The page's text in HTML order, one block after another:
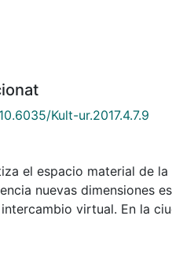
Kult-ur.2017.4.7.9
el espacio material de la
nuevas dimensiones
virtual. En la
conjugan encuentros
Un espacio que se